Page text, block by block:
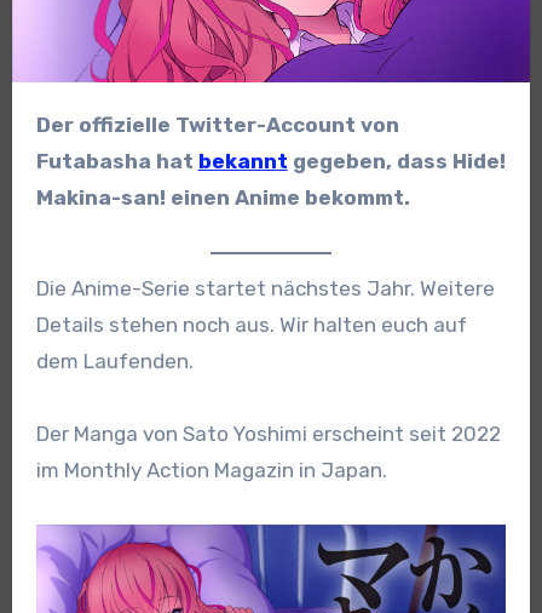
Der offizielle Twitter-Account von
Futabasha hat bekannt gegeben, dass Hide!
Makina-san! einen Anime bekommt.
Die Anime-Serie startet nächstes Jahr. Weitere
Details stehen noch aus. Wir halten euch auf
dem Laufenden.
Der Manga von Sato Yoshimi erscheint seit 2022
im Monthly Action Magazin in Japan.